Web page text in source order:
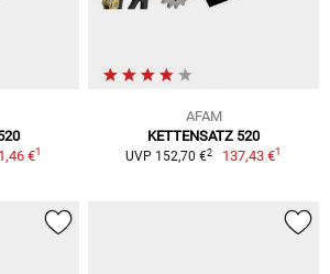
€1
AFAM
KETTENSATZ 520
UVP 152,70 €2 137,43 €1